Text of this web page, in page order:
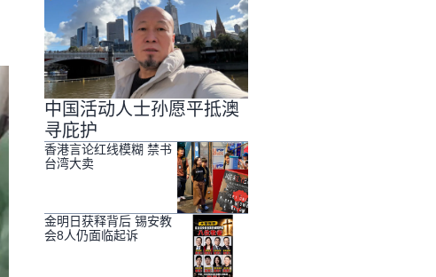
中国活动人士孙愿平抵澳
寻庇护
香港言论红线模糊 禁书
台湾大卖
金明日获释背后 锡安教
会8人仍面临起诉